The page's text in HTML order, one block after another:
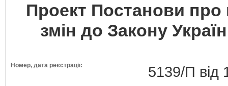
Проект Постанови про
змін до Закону
Номер, дата реєстрації: 5139/П від